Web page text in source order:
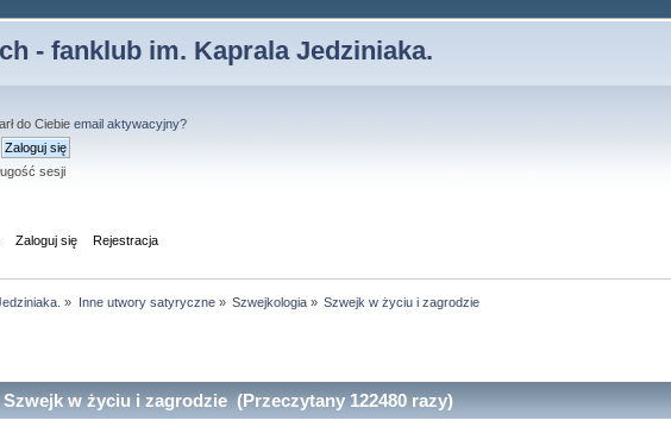
- fanklub im. Kaprala Jedziniaka.
do Ciebieemail aktywacyjny?
sesji
Zaloguj się Rejestracja
» Inne utwory satyryczne» Szwejkologia » Szwejk w życiu i zagrodzie
Szwejk w życiu i zagrodzie (Przeczytany 122480 razy)